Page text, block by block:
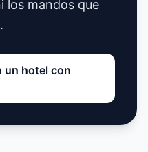
los mandos que
un hotel con